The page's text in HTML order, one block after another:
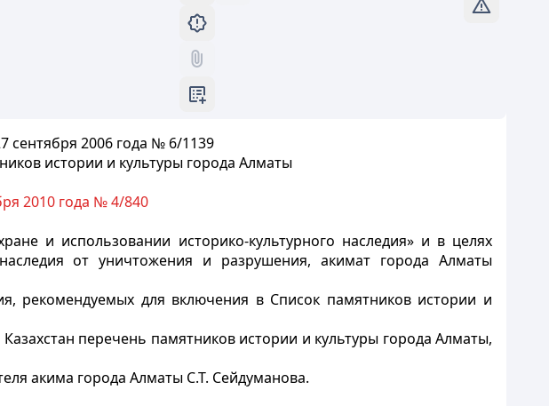
сентября 2006 года № 6/1139
истории и культуры города Алматы
2010 года № 4/840
и использовании историко-культурного наследия» и в целях
от уничтожения и разрушения, акимат города Алматы
рекомендуемых для включения в Список памятников истории и
перечень памятников истории и культуры города Алматы,
акима города Алматы С.Т. Сейдуманова.